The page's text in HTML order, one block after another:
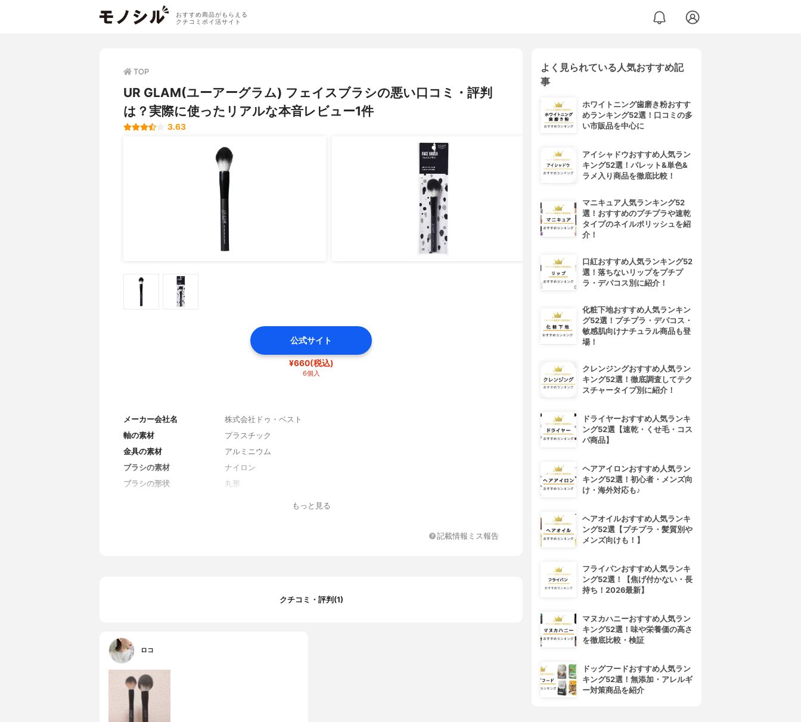
おすすめ商品がもらえる
クチコミポイ活サイト
TOP
UR GLAM(ユーアーグラム) フェイスブラシの悪い口コミ・評判
は？実際に使ったリアルな本音レビュー1件
3.63
公式サイト
¥660(税込)
6個入
メーカー会社名
株式会社ドゥ・ベスト
軸の素材
プラスチック
金具の素材
アルミニウム
ブラシの素材
ナイロン
ブラシの形状
丸形
もっと見る
記載情報ミス報告
クチコミ・評判(1)
ロコ
よく見られている人気おすすめ記
事
ホワイトニング歯磨き粉おすす
めランキング52選！口コミの多
い市販品を中心に
アイシャドウおすすめ人気ラン
キング52選！パレット&単色&
ラメ入り商品を徹底比較！
マニキュア人気ランキング52
選！おすすめのプチプラや速乾
タイプのネイルポリッシュを紹
介！
口紅おすすめ人気ランキング52
選！落ちないリップをプチプ
ラ・デパコス別に紹介！
化粧下地おすすめ人気ランキン
グ52選！プチプラ・デパコス・
敏感肌向けナチュラル商品も登
場！
クレンジングおすすめ人気ラン
キング52選！徹底調査してテク
スチャータイプ別に紹介！
ドライヤーおすすめ人気ランキ
ング52選【速乾・くせ毛・コス
パ商品】
ヘアアイロンおすすめ人気ラン
キング52選！初心者・メンズ向
け・海外対応も♪
ヘアオイルおすすめ人気ランキ
ング52選【プチプラ・髪質別や
メンズ向けも！】
フライパンおすすめ人気ランキ
ング52選！【焦げ付かない・長
持ち！2026最新】
マヌカハニーおすすめ人気ラン
キング52選！味や栄養価の高さ
を徹底比較・検証
ドッグフードおすすめ人気ラン
キング52選！無添加・アレルギ
ー対策商品を紹介